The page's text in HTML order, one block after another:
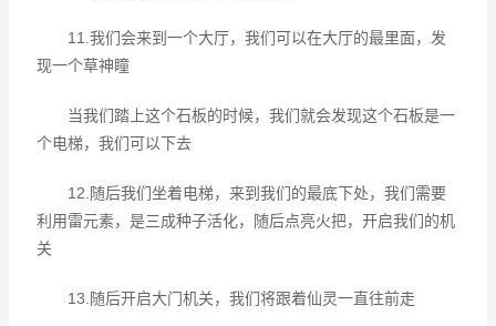
11.我们会来到一个大厅，我们可以在大厅的最里面，发
现一个草神瞳
当我们踏上这个石板的时候，我们就会发现这个石板是一
个电梯，我们可以下去
12.随后我们坐着电梯，来到我们的最底下处，我们需要
利用雷元素，是三成种子活化，随后点亮火把，开启我们的机
关
13.随后开启大门机关，我们将跟着仙灵一直往前走